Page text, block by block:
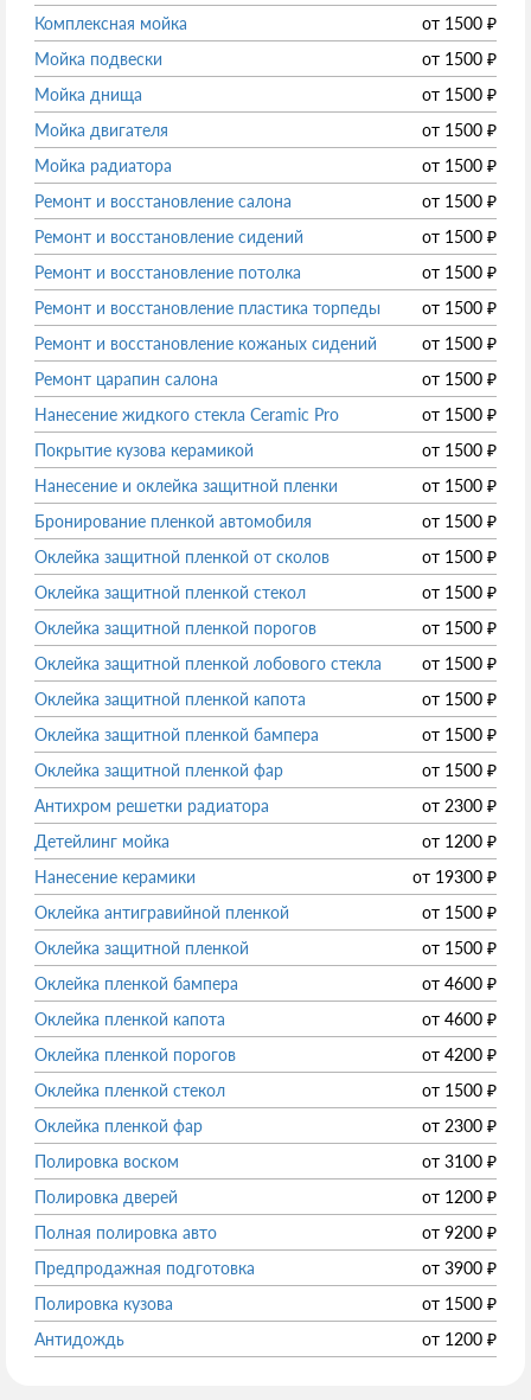
Комплексная мойка
от 1500 ₽
Мойка подвески
от 1500 ₽
Мойка днища
от 1500 ₽
Мойка двигателя
от 1500 ₽
Мойка радиатора
от 1500 ₽
Ремонт и восстановление салона
от 1500 ₽
Ремонт и восстановление сидений
от 1500 ₽
Ремонт и восстановление потолка
от 1500 ₽
Ремонт и восстановление пластика торпеды
от 1500 ₽
Ремонт и восстановление кожаных сидений
от 1500 ₽
Ремонт царапин салона
от 1500 ₽
Нанесение жидкого стекла Ceramic Pro
от 1500 ₽
Покрытие кузова керамикой
от 1500 ₽
Нанесение и оклейка защитной пленки
от 1500 ₽
Бронирование пленкой автомобиля
от 1500 ₽
Оклейка защитной пленкой от сколов
от 1500 ₽
Оклейка защитной пленкой стекол
от 1500 ₽
Оклейка защитной пленкой порогов
от 1500 ₽
Оклейка защитной пленкой лобового стекла
от 1500 ₽
Оклейка защитной пленкой капота
от 1500 ₽
Оклейка защитной пленкой бампера
от 1500 ₽
Оклейка защитной пленкой фар
от 1500 ₽
Антихром решетки радиатора
от 2300 ₽
Детейлинг мойка
от 1200 ₽
Нанесение керамики
от 19300 ₽
Оклейка антигравийной пленкой
от 1500 ₽
Оклейка защитной пленкой
от 1500 ₽
Оклейка пленкой бампера
от 4600 ₽
Оклейка пленкой капота
от 4600 ₽
Оклейка пленкой порогов
от 4200 ₽
Оклейка пленкой стекол
от 1500 ₽
Оклейка пленкой фар
от 2300 ₽
Полировка воском
от 3100 ₽
Полировка дверей
от 1200 ₽
Полная полировка авто
от 9200 ₽
Предпродажная подготовка
от 3900 ₽
Полировка кузова
от 1500 ₽
Антидождь
от 1200 ₽